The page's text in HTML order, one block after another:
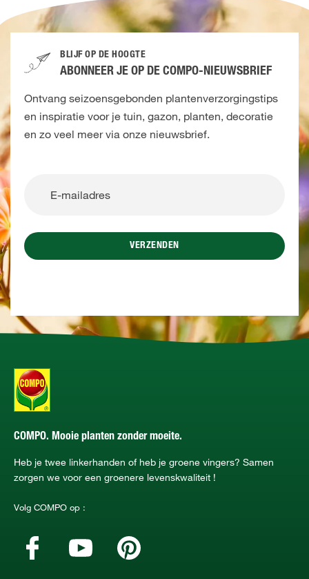
BLIJF OP DE HOOGTE
ABONNEER JE OP DE COMPO-NIEUWSBRIEF
Ontvang seizoensgebonden plantenverzorgingstips
en inspiratie voor je tuin, gazon, planten, decoratie
en zo veel meer via onze nieuwsbrief.
VERZENDEN
COMPO. Mooie planten zonder moeite.
Heb je twee linkerhanden of heb je groene vingers? Samen
zorgen we voor een groenere levenskwaliteit !
Volg COMPO op :